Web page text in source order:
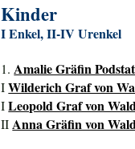
Kinder
I Enkel, II-IV Urenkel
1.Amalie Gräfin
IWilderich Graf von
ILeopold Graf von
IIAnna Gräfin von